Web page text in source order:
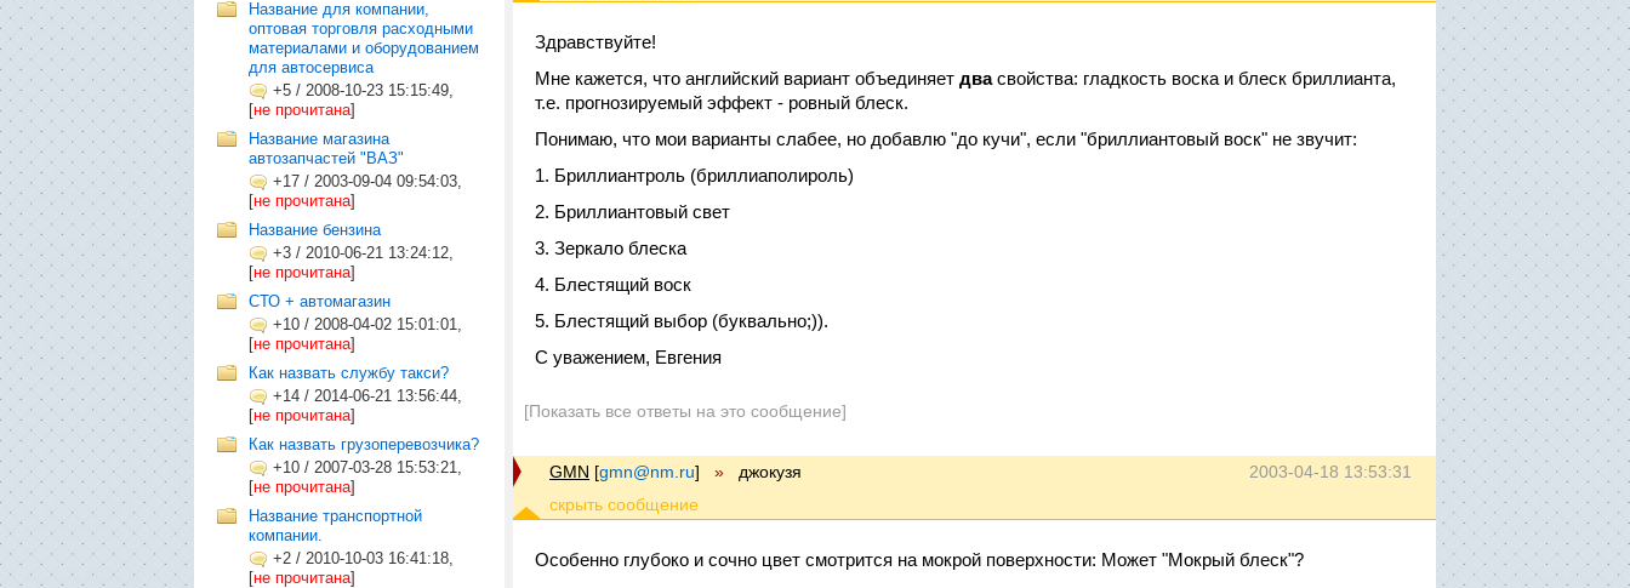
Название для компании,
оптовая торговля расходными
материалами и оборудованием
для автосервиса
+5 / 2008-10-23 15:15:49,
[не прочитана]
Название магазина
автозапчастей "ВАЗ"
+17 / 2003-09-04 09:54:03,
[не прочитана]
Название бензина
+3 / 2010-06-21 13:24:12,
[не прочитана]
СТО + автомагазин
+10 / 2008-04-02 15:01:01,
[не прочитана]
Как назвать службу такси?
+14 / 2014-06-21 13:56:44,
[не прочитана]
Как назвать грузоперевозчика?
+10 / 2007-03-28 15:53:21,
[не прочитана]
Название транспортной
компании.
+2 / 2010-10-03 16:41:18,
[не прочитана]
Здравствуйте!
Мне кажется, что английский вариант объединяет двасвойства: гладкость воска и блеск бриллианта,
т.е. прогнозируемый эффект - ровный блеск.
Понимаю, что мои варианты слабее, но добавлю "до кучи", если "бриллиантовый воск" не звучит:
1. Бриллиантроль (бриллиаполироль)
2. Бриллиантовый свет
3. Зеркало блеска
4. Блестящий воск
5. Блестящий выбор (буквально;)).
С уважением, Евгения
[Показать все ответы на это сообщение]
2003-04-18 13:53:31
GMN [gmn@nm.ru] » джокузя
Особенно глубоко и сочно цвет смотрится на мокрой поверхности: Может "Мокрый блеск"?